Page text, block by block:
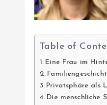
Table of
Eine Frau im
Privatsphäre als
Die menschliche